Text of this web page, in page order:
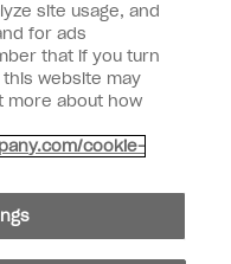
i diritti riservati.
site usage, and
for ads
that if you turn
website may
more about how
cookie-